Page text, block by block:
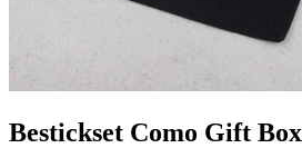
Bestickset Como Gift